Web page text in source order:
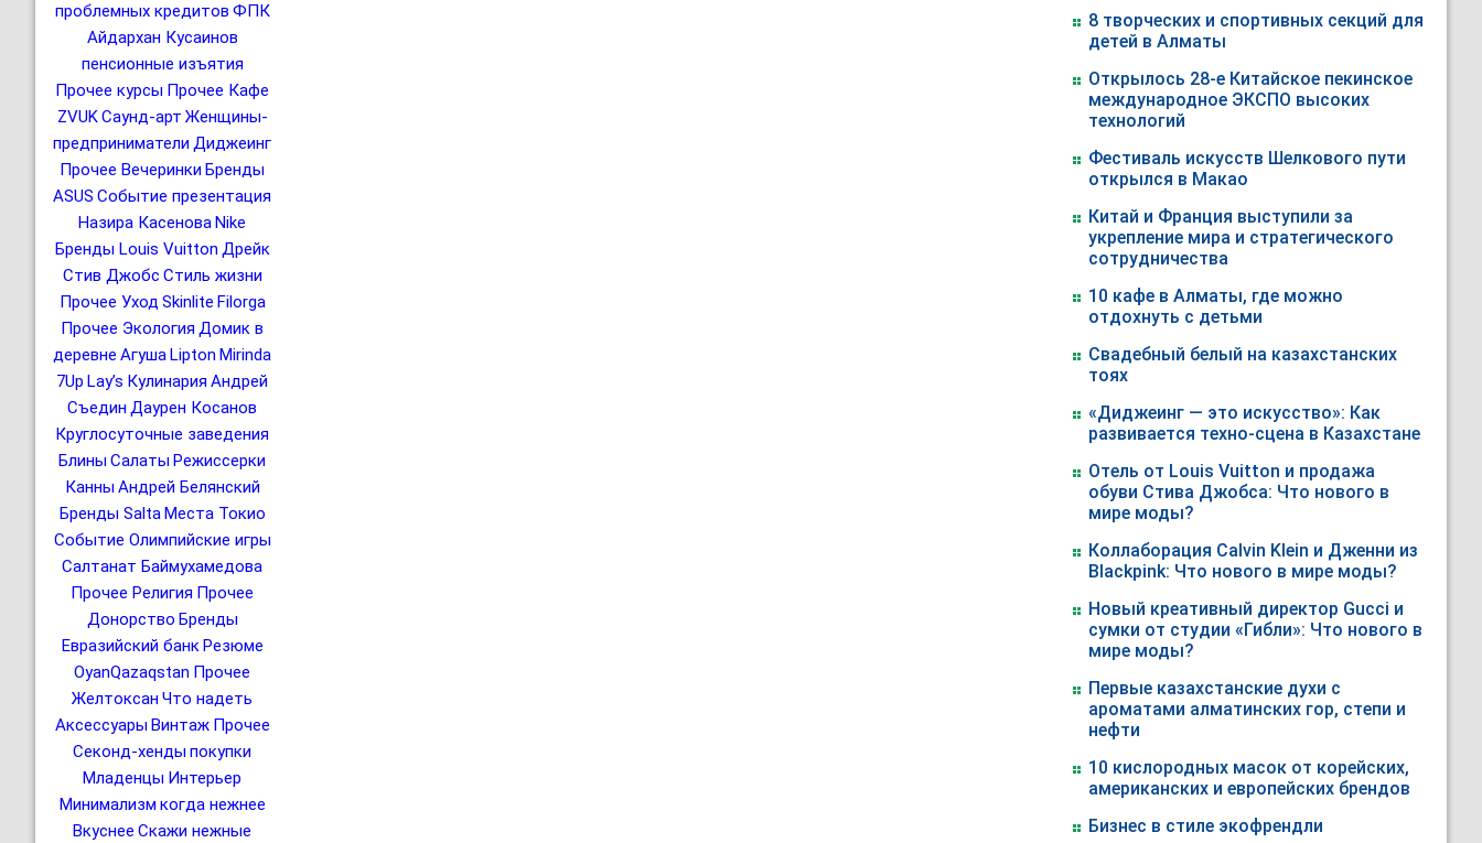
проблемных кредитов ФПК
Айдархан Кусаинов
пенсионные изъятия
Прочее курсы Прочее Кафе
ZVUKСаунд-арт Женщины-
предприниматели Диджеинг
Прочее Вечеринки Бренды
ASUS Событие презентация
Назира Касенова Nike
Бренды Louis Vuitton Дрейк
Стив Джобс Стиль жизни
Прочее Уход Skinlite Filorga
Прочее Экология Домик в
деревне Агуша Lipton Mirinda
7Up Lay’s Кулинария Андрей
Съедин Даурен Косанов
Круглосуточные заведения
Блины Салаты Режиссерки
Канны Андрей Белянский
Бренды Salta Места Токио
Событие Олимпийские игры
Салтанат Баймухамедова
Прочее Религия Прочее
Донорство Бренды
Евразийский банк Резюме
OyanQazaqstan Прочее
Желтоксан Что надеть
Аксессуары Винтаж Прочее
Секонд-хенды покупки
Младенцы Интерьер
Минимализм когда нежнее
Вкуснее Скажи нежные
8 творческих и спортивных секций для
детей в Алматы
Открылось 28-е Китайское пекинское
международное ЭКСПО высоких
технологий
Фестиваль искусств Шелкового пути
открылся в Макао
Китай и Франция выступили за
укрепление мира и стратегического
сотрудничества
10 кафе в Алматы, где можно
отдохнуть с детьми
Свадебный белый на казахстанских
тоях
«Диджеинг — это искусство»: Как
развивается техно-сцена в Казахстане
Отель от Louis Vuitton и продажа
обуви Стива Джобса: Что нового в
мире моды?
Коллаборация Calvin Klein и Дженни из
Blackpink: Что нового в мире моды?
Новый креативный директор Gucci и
сумки от студии «Гибли»: Что нового в
мире моды?
Первые казахстанские духи с
ароматами алматинских гор, степи и
нефти
10 кислородных масок от корейских,
американских и европейских брендов
Бизнес в стиле экофрендли